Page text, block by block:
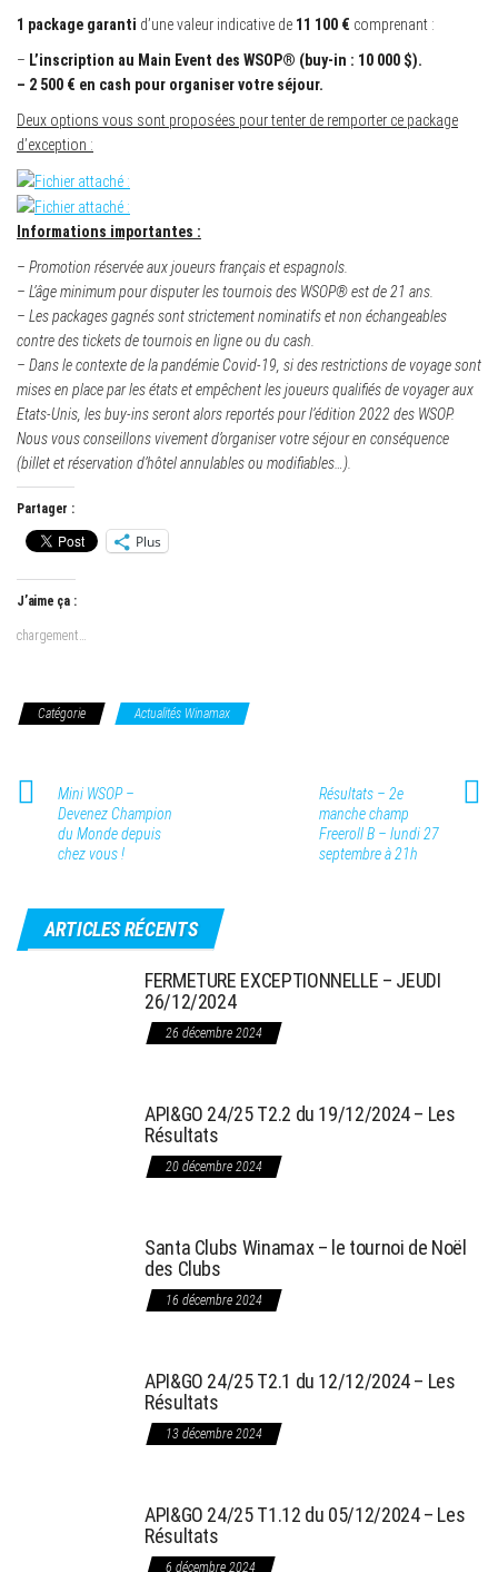
1 package garanti d’une valeur indicative de 11 100 € comprenant :
– L’inscription au Main Event des WSOP® (buy-in : 10 000 $).
– 2 500 € en cash pour organiser votre séjour.
Deux options vous sont proposées pour tenter de remporter ce package
d’exception :
Informations importantes :
– Promotion réservée aux joueurs français et espagnols.
– L’âge minimum pour disputer les tournois des WSOP® est de 21 ans.
– Les packages gagnés sont strictement nominatifs et non échangeables
contre des tickets de tournois en ligne ou du cash.
– Dans le contexte de la pandémie Covid-19, si des restrictions de voyage sont
mises en place par les états et empêchent les joueurs qualifiés de voyager aux
Etats-Unis, les buy-ins seront alors reportés pour l’édition 2022 des WSOP.
Nous vous conseillons vivement d’organiser votre séjour en conséquence
(billet et réservation d’hôtel annulables ou modifiables…).
Partager :
Plus
J’aime ça :
chargement…
Catégorie Actualités Winamax
Mini WSOP –
Devenez Champion
du Monde depuis
chez vous !
Résultats – 2e
manche champ
Freeroll B – lundi 27
septembre à 21h
ARTICLES RÉCENTS
FERMETURE EXCEPTIONNELLE – JEUDI
26/12/2024
26 décembre 2024
API&GO 24/25 T2.2 du 19/12/2024 – Les
Résultats
20 décembre 2024
Santa Clubs Winamax – le tournoi de Noël
des Clubs
16 décembre 2024
API&GO 24/25 T2.1 du 12/12/2024 – Les
Résultats
13 décembre 2024
API&GO 24/25 T1.12 du 05/12/2024 – Les
Résultats
6 décembre 2024